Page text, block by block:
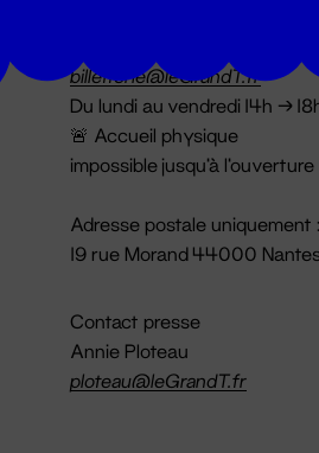
billetterie@leGrandT.fr
Du lundi au vendredi 14h →
🚨 Accueil physique
impossible jusqu'à l'ouverture
Adresse postale uniquement :
19 rue Morand 44000
Contact presse
Annie Ploteau
ploteau@leGrandT.fr